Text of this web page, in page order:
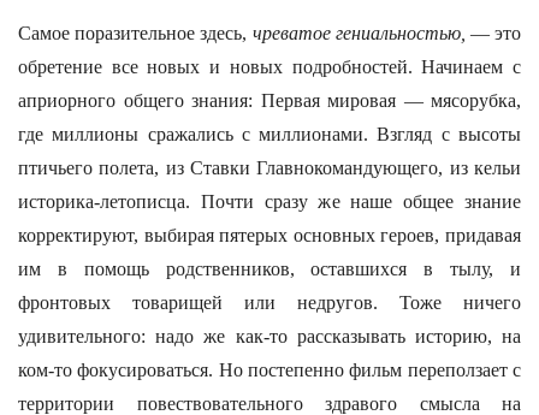
Самое поразительное здесь, чреватое гениальностью, — это
обретение все новых и новых подробностей. Начинаем с
априорного общего знания: Первая мировая — мясорубка,
где миллионы сражались с миллионами. Взгляд с высоты
птичьего полета, из Ставки Главнокомандующего, из кельи
историка-летописца. Почти сразу же наше общее знание
корректируют, выбирая пятерых основных героев, придавая
им в помощь родственников, оставшихся в тылу, и
фронтовых товарищей или недругов. Тоже ничего
удивительного: надо же как-то рассказывать историю, на
ком-то фокусироваться. Но постепенно фильм переползает с
территории повествовательного здравого смысла на